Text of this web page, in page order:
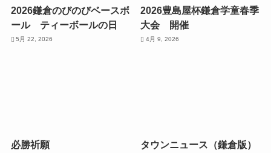
2026鎌倉のびのびベースボ
ール ティーボールの日
5月 22, 2026
2026豊島屋杯鎌倉学童春季
大会 開催
4月 9, 2026
必勝祈願
タウンニュース（鎌倉版）